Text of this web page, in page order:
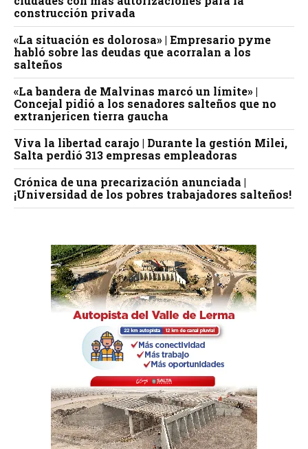
construcción privada
«La situación es dolorosa» | Empresario pyme
habló sobre las deudas que acorralan a los
salteños
«La bandera de Malvinas marcó un límite» |
Concejal pidió a los senadores salteños que no
extranjericen tierra gaucha
Viva la libertad carajo | Durante la gestión Milei,
Salta perdió 313 empresas empleadoras
Crónica de una precarización anunciada |
¡Universidad de los pobres trabajadores salteños!